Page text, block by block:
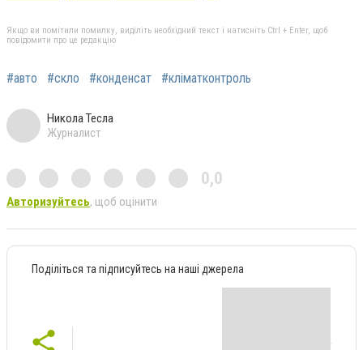
Якщо ви помітили помилку, виділіть необхідний текст і натисніть Ctrl + Enter, щоб
повідомити про це редакцію
#авто #скло #конденсат #кліматконтроль
Никола Тесла
Журналист
0,0
Авторизуйтесь, щоб оцінити
Поділіться та підписуйтесь на наші джерела